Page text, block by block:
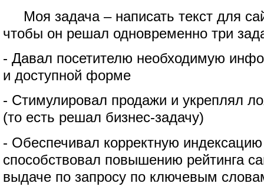
Моя задача – написать текст для
чтобы он решал одновременно три
- Давал посетителю необходимую
и доступной форме
- Стимулировал продажи и укреплял
(то есть решал бизнес-задачу)
- Обеспечивал корректную
способствовал повышению рейтинга
выдаче по запросу по ключевым